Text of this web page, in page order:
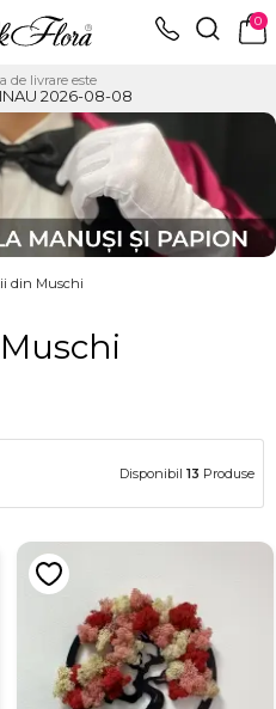
0
de livrare este
2026-08-08
din Muschi
Disponibil 13 Produse